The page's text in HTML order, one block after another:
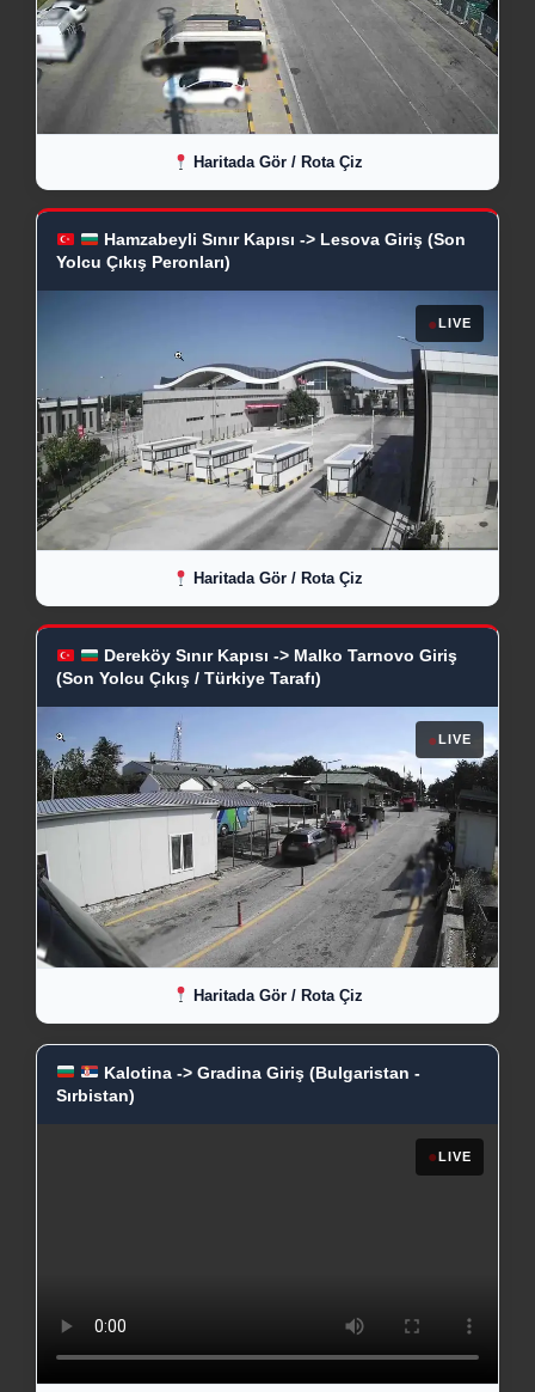
Haritada Gör / Rota Çiz
Hamzabeyli Sınır Kapısı -> Lesova Giriş (Son
Yolcu Çıkış Peronları)
● LIVE
Haritada Gör / Rota Çiz
Dereköy Sınır Kapısı -> Malko Tarnovo Giriş
(Son Yolcu Çıkış / Türkiye Tarafı)
● LIVE
Haritada Gör / Rota Çiz
Kalotina -> Gradina Giriş (Bulgaristan -
Sırbistan)
●LIVE